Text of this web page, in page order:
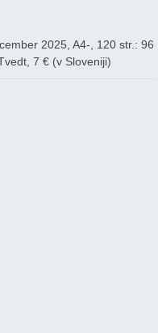
2025, A4-, 120 str.: 96
7 € (v Sloveniji)